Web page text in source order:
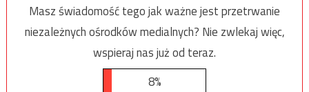
Masz świadomość tego jak ważne jest przetrwanie
niezależnych ośrodków medialnych? Nie zwlekaj więc,
wspieraj nas już od teraz.
8%